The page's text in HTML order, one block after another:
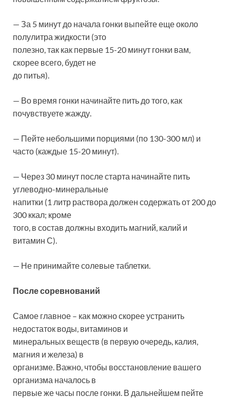
— За 5 минут до начала гонки выпейте еще около
полулитра жидкости (это
полезно, так как первые 15-20 минут гонки вам,
скорее всего, будет не
до питья).
— Во время гонки начинайте пить до того, как
почувствуете жажду.
— Пейте небольшими порциями (по 130-300 мл) и
часто (каждые 15-20 минут).
— Через 30 минут после старта начинайте пить
углеводно-минеральные
напитки (1 литр раствора должен содержать от 200 до
300 ккал; кроме
того, в состав должны входить магний, калий и
витамин С).
— Не принимайте солевые таблетки.
После соревнований
Самое главное – как можно скорее устранить
недостаток воды, витаминов и
минеральных веществ (в первую очередь, калия,
магния и железа) в
организме. Важно, чтобы восстановление вашего
организма началось в
первые же часы после гонки. В дальнейшем пейте